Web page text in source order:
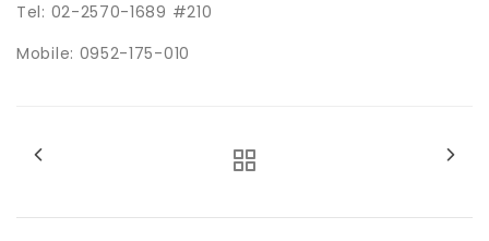
Tel: 02-2570-1689 #210
Mobile: 0952-175-010